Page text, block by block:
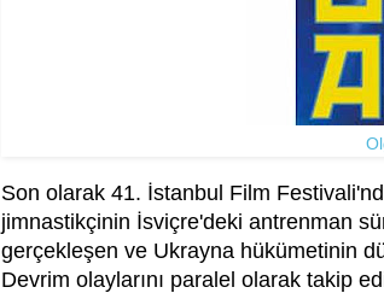
Son olarak 41. İstanbul Film
jimnastikçinin İsviçre'deki antrenman
gerçekleşen ve Ukrayna hükümetinin
Devrim olaylarını paralel olarak takip